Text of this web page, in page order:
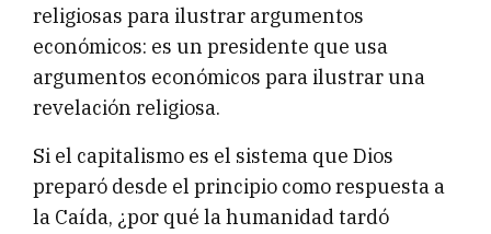
religiosas para ilustrar argumentos
económicos: es un presidente que usa
argumentos económicos para ilustrar una
revelación religiosa.
Si el capitalismo es el sistema que Dios
preparó desde el principio como respuesta a
la Caída, ¿por qué la humanidad tardó